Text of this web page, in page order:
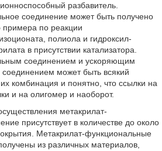
разбавитель.
соединение может быть получено
по реакции
полиола и гидроксил-
в присутствии катализатора.
соединением и ускоряющим
может быть всякий
комбинация и понятно, что ссылки на
и на олигомер и наоборот.
метакрилат-
присутствует в количестве до около
Метакрилат-функциональные
из различных материалов,